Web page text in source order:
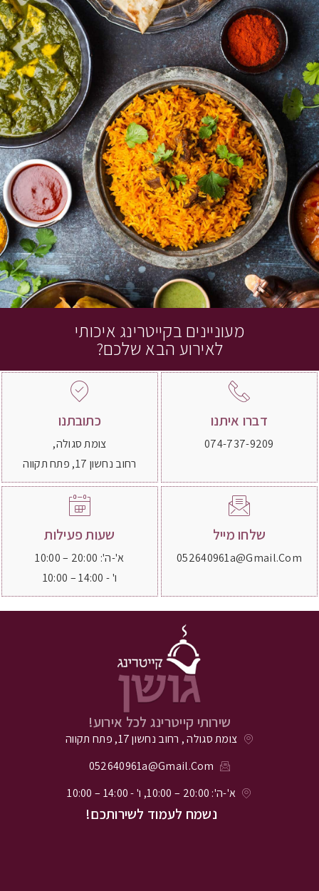
מעוניינים בקייטרינג איכותי
לאירוע הבא שלכם?
דברו איתנו
074-737-9209
כתובתנו
צומת סגולה,
רחוב נחשון 17, פתח תקווה
שלחו מייל
052640961a@gmail.com
שעות פעילות
א'-ה': 20:00 – 10:00
ו' - 14:00 – 10:00
שירותי קייטרינג לכל אירוע!
צומת סגולה , רחוב נחשון 17, פתח תקווה
052640961a@gmail.com
א'-ה': 20:00 – 10:00, ו' - 14:00 – 10:00
נשמח לעמוד לשירותכם!